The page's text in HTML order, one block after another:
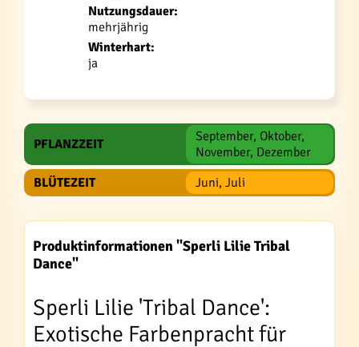
Nutzungsdauer:
mehrjährig
Winterhart:
ja
PFLANZZEIT
September, Oktober,
November, Dezember
BLÜTEZEIT
Juni, Juli
Produktinformationen "Sperli Lilie Tribal
Dance"
Sperli Lilie 'Tribal Dance':
Exotische Farbenpracht für